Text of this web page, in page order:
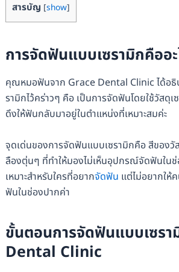
สารบัญ [show]
การจัดฟันแบบเซรามิกคืออะ
คุณหมอฟันจาก Grace Dental Clinic ได้อธิ
รามิกไว้คร่าวๆ คือ เป็นการจัดฟันโดยใช้วัสดุ
ดึงให้ฟันกลับมาอยู่ในตำแหน่งที่เหมาะสมค่ะ
จุดเด่นของการจัดฟันแบบเซรามิกคือ สีของวั
ลืองตุ่นๆ ที่ทำให้มองไม่เห็นอุปกรณ์จัดฟันใน
เหมาะสำหรับใครที่อยากจัดฟัน แต่ไม่อยากให้
ฟันในช่องปากค่า
ขั้นตอนการจัดฟันแบบเซร
Dental Clinic